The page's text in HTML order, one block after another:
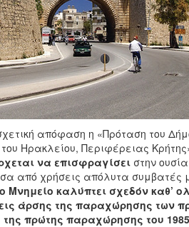
απόφαση η «Πρόταση του
Ηρακλείου, Περιφέρειας
να επισφραγίσειστην
από χρήσεις απόλυτα συμβατές
Μνημείο καλύπτει σχεδόν καθ’
άρσης της παραχώρησης των
πρώτης παραχώρησης του